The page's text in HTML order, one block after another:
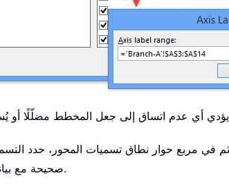
في مربع حوار نطاق تسميات المحور، حدد
صحيحة مععند الانتهاء.